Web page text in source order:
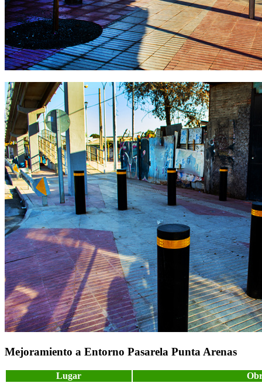
Mejoramiento a Entorno Pasarela Punta Arenas
Lugar